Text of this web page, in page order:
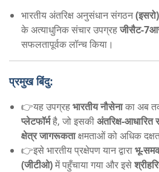
भारतीय अंतरिक्ष अनुसंधान संगठन(इसरो)
के अत्याधुनिक संचार उपग्रहजीसैट-
सफलतापूर्वक लॉन्च किया।
प्रमुख बिंदु:
👉यह उपग्रहभारतीय नौसेनाका अब
प्लेटफॉर्महै, जो इसकीअंतरिक्ष-आधारित
क्षेत्र जागरूकताक्षमताओं को अधिक
👉इसे भारतीय प्रक्षेपण यान द्वाराभू-
(जीटीओ)में पहुँचाया गया और इसे